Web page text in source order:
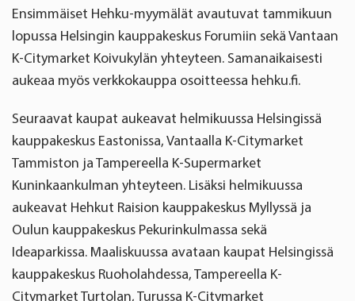
Ensimmäiset Hehku-myymälät avautuvat tammikuun
lopussa Helsingin kauppakeskus Forumiin sekä Vantaan
K-Citymarket Koivukylän yhteyteen. Samanaikaisesti
aukeaa myös verkkokauppa osoitteessa hehku.fi.
Seuraavat kaupat aukeavat helmikuussa Helsingissä
kauppakeskus Eastonissa, Vantaalla K-Citymarket
Tammiston ja Tampereella K-Supermarket
Kuninkaankulman yhteyteen. Lisäksi helmikuussa
aukeavat Hehkut Raision kauppakeskus Myllyssä ja
Oulun kauppakeskus Pekurinkulmassa sekä
Ideaparkissa. Maaliskuussa avataan kaupat Helsingissä
kauppakeskus Ruoholahdessa, Tampereella K-
Citymarket Turtolan, Turussa K-Citymarket